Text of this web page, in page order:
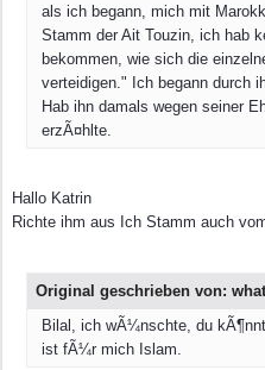
als ich begann, mich mit
Stamm der Ait Touzin, ich hab
bekommen, wie sich die
verteidigen." Ich begann durch
Hab ihn damals wegen seiner
erzÃ¤hlte.
Hallo Katrin
Richte ihm aus Ich Stamm auch
Original geschrieben von:
Bilal, ich wÃ¼nschte, du
ist fÃ¼r mich Islam.